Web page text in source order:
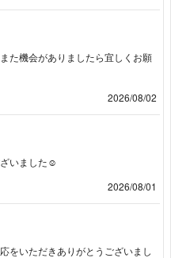
た機会がありましたら宜しくお願
2026/08/02
いました☺
2026/08/01
をいただきありがとうございまし